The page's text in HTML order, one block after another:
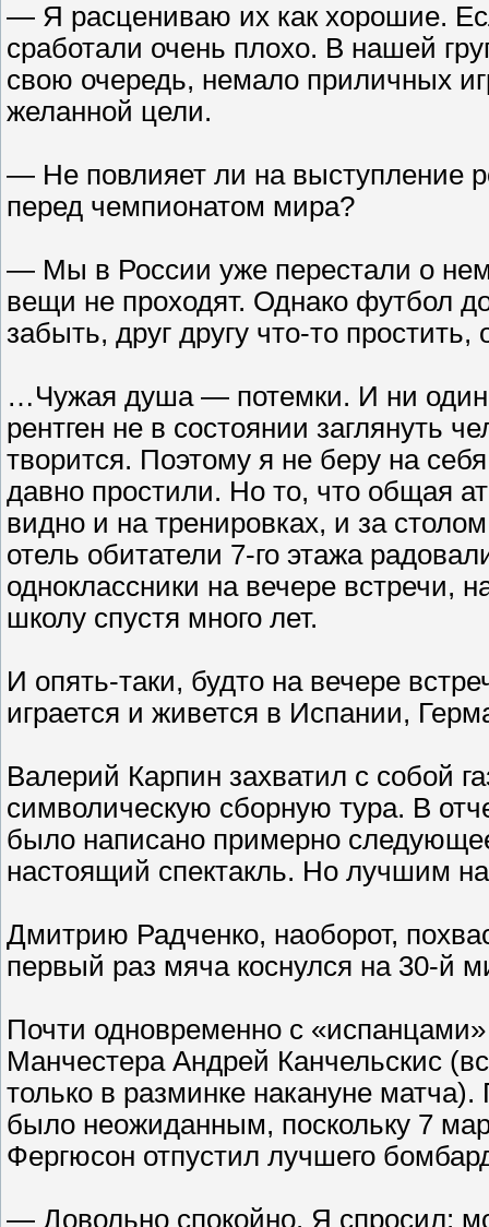
— Я расцениваю их как хорошие.
сработали очень плохо. В нашей
свою очередь, немало приличных
желанной цели.
— Не повлияет ли на выступление
перед чемпионатом мира?
— Мы в России уже перестали о
вещи не проходят. Однако футбол
забыть, друг другу что-то
…Чужая душа — потемки. И ни
рентген не в состоянии заглянуть
творится. Поэтому я не беру на
давно простили. Но то, что общая
видно и на тренировках, и за
отель обитатели 7-го этажа
одноклассники на вечере встречи,
школу спустя много лет.
И опять-таки, будто на вечере
играется и живется в Испании,
Валерий Карпин захватил с собой
символическую сборную тура. В
было написано примерно
настоящий спектакль. Но лучшим
Дмитрию Радченко, наоборот,
первый раз мяча коснулся на 30-й
Почти одновременно с
Манчестера Андрей Канчельскис
только в разминке накануне
было неожиданным, поскольку 7
Фергюсон отпустил лучшего
— Довольно спокойно. Я спросил: